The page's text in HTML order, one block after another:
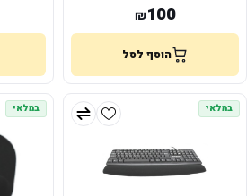
₪100
הוסף לסל
במלאי במלאי